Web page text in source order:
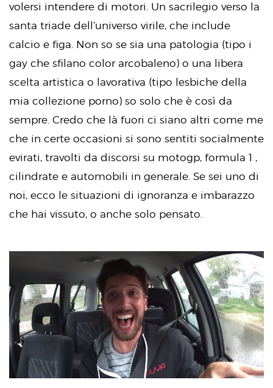
volersi intendere di motori. Un sacrilegio verso la
santa triade dell’universo virile, che include
calcio e figa. Non so se sia una patologia (tipo i
gay che sfilano color arcobaleno) o una libera
scelta artistica o lavorativa (tipo lesbiche della
mia collezione porno) so solo che è così da
sempre. Credo che là fuori ci siano altri come me
che in certe occasioni si sono sentiti socialmente
evirati, travolti da discorsi su motogp, formula 1 ,
cilindrate e automobili in generale. Se sei uno di
noi, ecco le situazioni di ignoranza e imbarazzo
che hai vissuto, o anche solo pensato.